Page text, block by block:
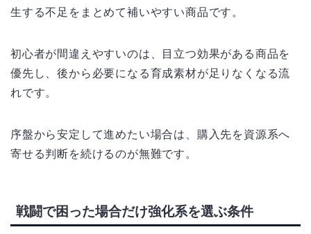
生する不足をまとめて補いやすい商品です。
初心者が間違えやすいのは、目立つ効果がある商品を
優先し、後から必要になる育成素材が足りなくなる流
れです。
序盤から安定して進めたい場合は、購入先を資源系へ
寄せる判断を続けるのが無難です。
戦闘で困った場合だけ強化系を選ぶ条件